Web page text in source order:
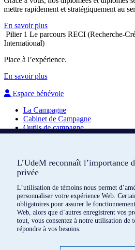
mettre rapidement et stratégiquement au
En savoir plus
Pilier 1 Le parcours RECI (Recherche-
International)
Place à l’expérience.
En savoir plus
Espace bénévole
La Campagne
Cabinet de Campagne
Outils de campagne
Soutenez nos initiatives pour un impact
Suivez-nous
Nous joindre
Inscrivez-vous à l’infolettre
Toute l’actualité deL’heure est brave,
L’UdeM reconnaît l’importance
privée
L’utilisation de témoins nous permet
personnaliser votre expérience Web.
obligatoires pour assurer le
Web, alors que d’autres enregistrent vos
tout, vous consentez à notre utilisation de
répondre à vos besoins.
L’UdeM reconnaît l’importance
privée
L’utilisation de témoins nous permet
personnaliser votre expérience Web.
obligatoires pour assurer le
Web, alors que d’autres enregistrent vos
tout, vous consentez à notre utilisation de
répondre à vos besoins.